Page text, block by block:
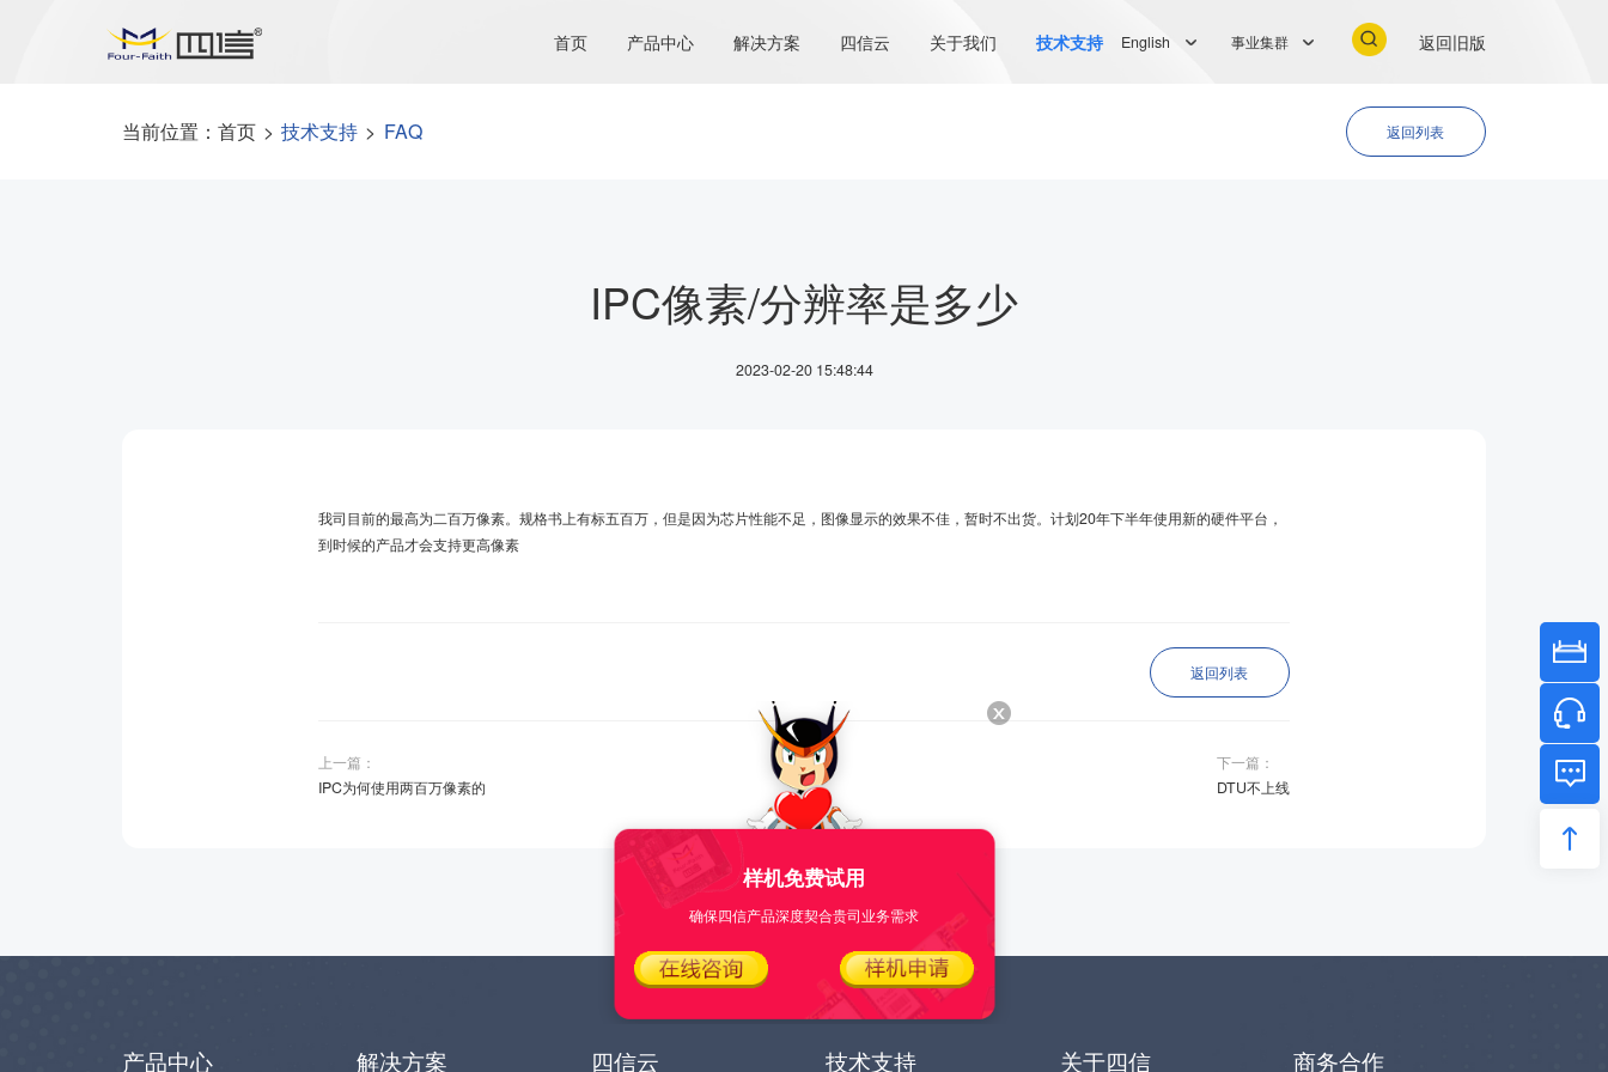
首页 产品中心 解决方案 四信云 关于我们 技术支持 English 事业集群 返回旧版
当前位置： 首页 > 技术支持 > FAQ 返回列表
IPC像素/分辨率是多少
2023-02-20 15:48:44
我司目前的最高为二百万像素。规格书上有标五百万，但是因为芯片性能不足，图像显示的效果不佳，暂时不出货。计划20年下半年使用新的硬件平台，
到时候的产品才会支持更高像素
返回列表
上一篇：
IPC为何使用两百万像素的
下一篇：
DTU不上线
产品中心 解决方案 四信云 技术支持 关于四信 商务合作
样机免费试用
确保四信产品深度契合贵司业务需求